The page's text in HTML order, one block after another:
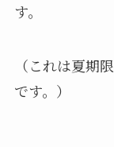
す。
（これは夏期
です。）